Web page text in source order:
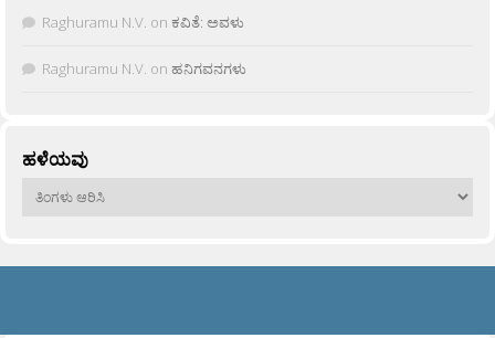
Raghuramu N.V. on ಕವಿತೆ: ಅವಳು
Raghuramu N.V. on ಹನಿಗವನಗಳು
ಹಳೆಯವು
ಹಳೆಯವು